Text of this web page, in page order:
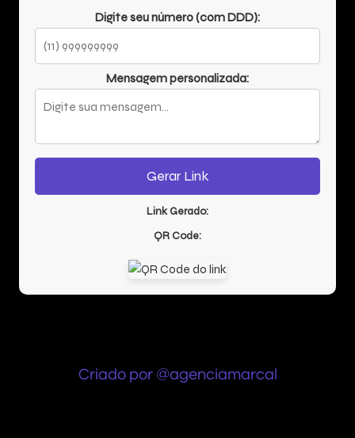
Digite seu número (com DDD):
Mensagem personalizada:
Gerar Link
Link Gerado:
QR Code:
Criado por @agenciamarcal